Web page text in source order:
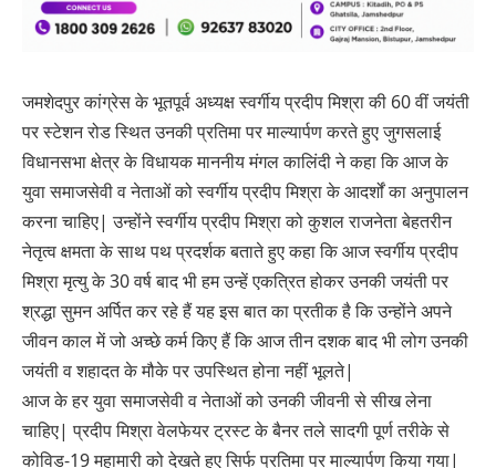
जमशेदपुर कांग्रेस के भूतपूर्व अध्यक्ष स्वर्गीय प्रदीप मिश्रा की 60 वीं जयंती
पर स्टेशन रोड स्थित उनकी प्रतिमा पर माल्यार्पण करते हुए जुगसलाई
विधानसभा क्षेत्र के विधायक माननीय मंगल कालिंदी ने कहा कि आज के
युवा समाजसेवी व नेताओं को स्वर्गीय प्रदीप मिश्रा के आदर्शों का अनुपालन
करना चाहिए| उन्होंने स्वर्गीय प्रदीप मिश्रा को कुशल राजनेता बेहतरीन
नेतृत्व क्षमता के साथ पथ प्रदर्शक बताते हुए कहा कि आज स्वर्गीय प्रदीप
मिश्रा मृत्यु के 30 वर्ष बाद भी हम उन्हें एकत्रित होकर उनकी जयंती पर
श्रद्धा सुमन अर्पित कर रहे हैं यह इस बात का प्रतीक है कि उन्होंने अपने
जीवन काल में जो अच्छे कर्म किए हैं कि आज तीन दशक बाद भी लोग उनकी
जयंती व शहादत के मौके पर उपस्थित होना नहीं भूलते|
आज के हर युवा समाजसेवी व नेताओं को उनकी जीवनी से सीख लेना
चाहिए| प्रदीप मिश्रा वेलफेयर ट्रस्ट के बैनर तले सादगी पूर्ण तरीके से
कोविड-19 महामारी को देखते हुए सिर्फ प्रतिमा पर माल्यार्पण किया गया|